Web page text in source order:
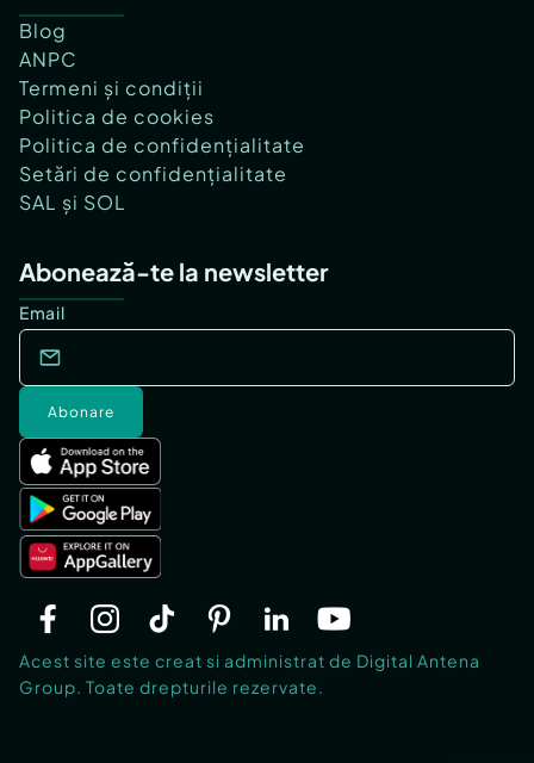
Blog
ANPC
Termeni și condiții
Politica de cookies
Politica de confidențialitate
Setări de confidențialitate
SAL și SOL
Abonează-te la newsletter
Email
Abonare
Acest site este creat si administrat de Digital Antena
Group. Toate drepturile rezervate.